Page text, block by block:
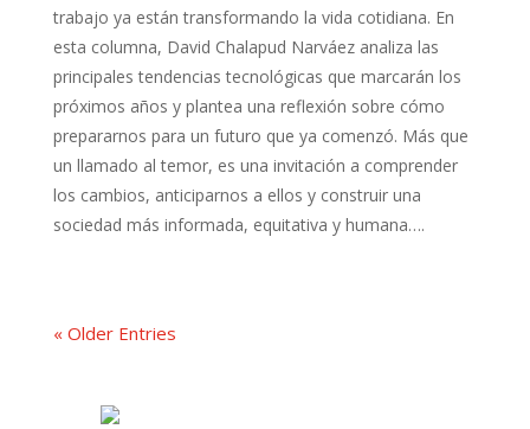
trabajo ya están transformando la vida cotidiana. En
esta columna, David Chalapud Narváez analiza las
principales tendencias tecnológicas que marcarán los
próximos años y plantea una reflexión sobre cómo
prepararnos para un futuro que ya comenzó. Más que
un llamado al temor, es una invitación a comprender
los cambios, anticiparnos a ellos y construir una
sociedad más informada, equitativa y humana….
« Older Entries